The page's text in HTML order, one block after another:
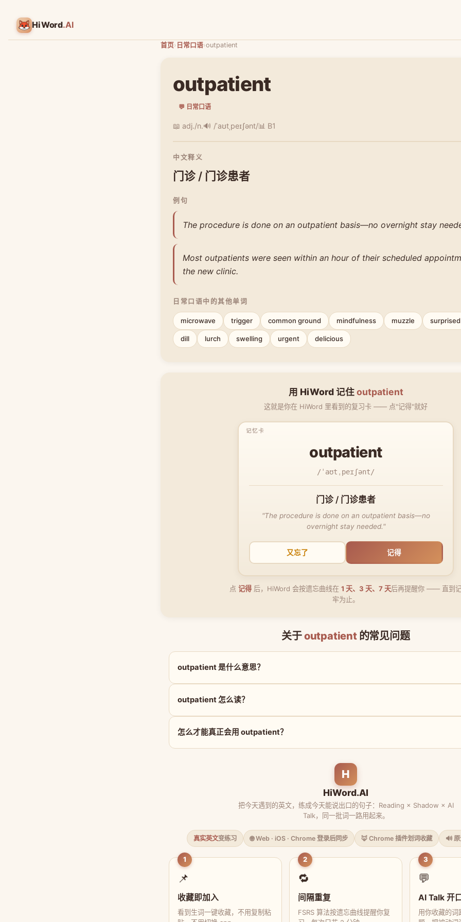
HiWord.AI
首页› 日常口语›outpatient
outpatient
💬 日常口语
📖 adj./n.🔊 /ˈaʊtˌpeɪʃənt/📊 B1
中文释义
门诊 / 门诊患者
例句
The procedure is done on an outpatient basis—no overnight stay
Most outpatients were seen within an hour of their scheduled
the new clinic.
日常口语中的其他单词
microwave trigger common ground mindfulness muzzle surprised
dill lurch swelling urgent delicious
用 HiWord 记住outpatient
这就是你在 HiWord 里看到的复习卡 —— 点"记得"就好
outpatient
/ˈaʊtˌpeɪʃənt/
门诊 / 门诊患者
"The procedure is done on an outpatient basis—no
overnight stay needed."
又忘了 记得
点 记得 后，HiWord 会按遗忘曲线在 1 天、3 天、7 天后再提醒你 —— 直到
牢为止。
关于outpatient的常见问题
outpatient 是什么意思？
outpatient 怎么读？
怎么才能真正会用 outpatient？
H
HiWord.AI
把今天遇到的英文，练成今天能说出口的句子：Reading × Shadow × AI
Talk，同一批词一路用起来。
真实英文变练习 🌐 Web · iOS · Chrome 登录后同步 🦊 Chrome 插件划词收藏 🔊
1
📌
收藏即加入
看到生词一键收藏，不用复制粘
2
🔁
间隔重复
FSRS 算法按遗忘曲线提醒你复
3
💬
AI Talk 开
用你收藏的词